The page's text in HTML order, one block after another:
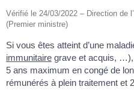
Vérifié le 24/03/2022 – Direction de
(Premier ministre)
Si vous êtes atteint d’une
immunitaire grave et acquis,
5 ans maximum en congé de
rémunérés à plein traitement et